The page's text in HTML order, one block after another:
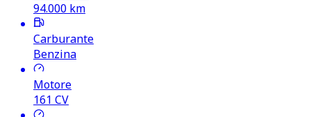
94.000 km
Carburante
Benzina
Motore
161 CV